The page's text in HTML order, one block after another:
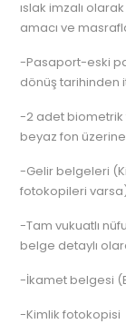
ıslak imzalı
amacı ve
-Pasaport-eski
dönüş tarihinden
-2 adet biometrik
beyaz fon
-Gelir belgeleri
fotokopileri
-Tam vukuatlı
belge detaylı
-İkamet belgesi
-Kimlik fotokopisi